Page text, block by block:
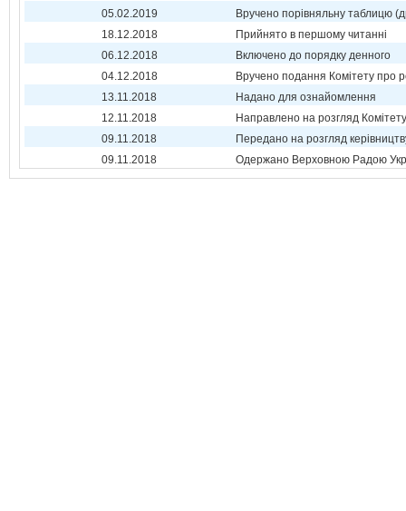
05.02.2019
Вручено порівняльну таблицю
18.12.2018
Прийнято в першому читанні
06.12.2018
Включено до порядку денного
04.12.2018
Вручено подання Комітету про
13.11.2018
Надано для ознайомлення
12.11.2018
Направлено на розгляд Комітету
09.11.2018
Передано на розгляд
09.11.2018
Одержано Верховною Радою